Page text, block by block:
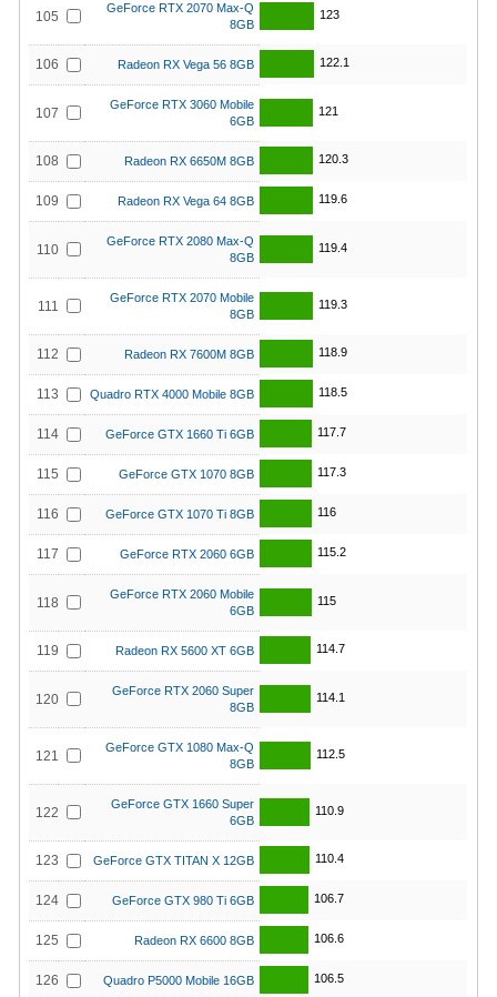
105
GeForce RTX 2070 Max-Q
8GB
123
106 Radeon RX Vega 56 8GB 122.1
107
GeForce RTX 3060 Mobile
6GB
121
108 Radeon RX 6650M 8GB 120.3
109 Radeon RX Vega 64 8GB 119.6
110
GeForce RTX 2080 Max-Q
8GB
119.4
111
GeForce RTX 2070 Mobile
8GB
119.3
112 Radeon RX 7600M 8GB 118.9
113 Quadro RTX 4000 Mobile 8GB 118.5
114 GeForce GTX 1660 Ti 6GB 117.7
115 GeForce GTX 1070 8GB 117.3
116 GeForce GTX 1070 Ti 8GB 116
117 GeForce RTX 2060 6GB 115.2
118
GeForce RTX 2060 Mobile
6GB
115
119 Radeon RX 5600 XT 6GB 114.7
120
GeForce RTX 2060 Super
8GB
114.1
121
GeForce GTX 1080 Max-Q
8GB
112.5
122
GeForce GTX 1660 Super
6GB
110.9
123 GeForce GTX TITAN X 12GB 110.4
124 GeForce GTX 980 Ti 6GB 106.7
125 Radeon RX 6600 8GB 106.6
126 Quadro P5000 Mobile 16GB 106.5